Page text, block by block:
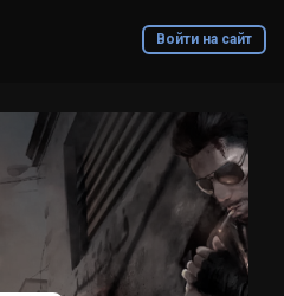
Войти на сайт